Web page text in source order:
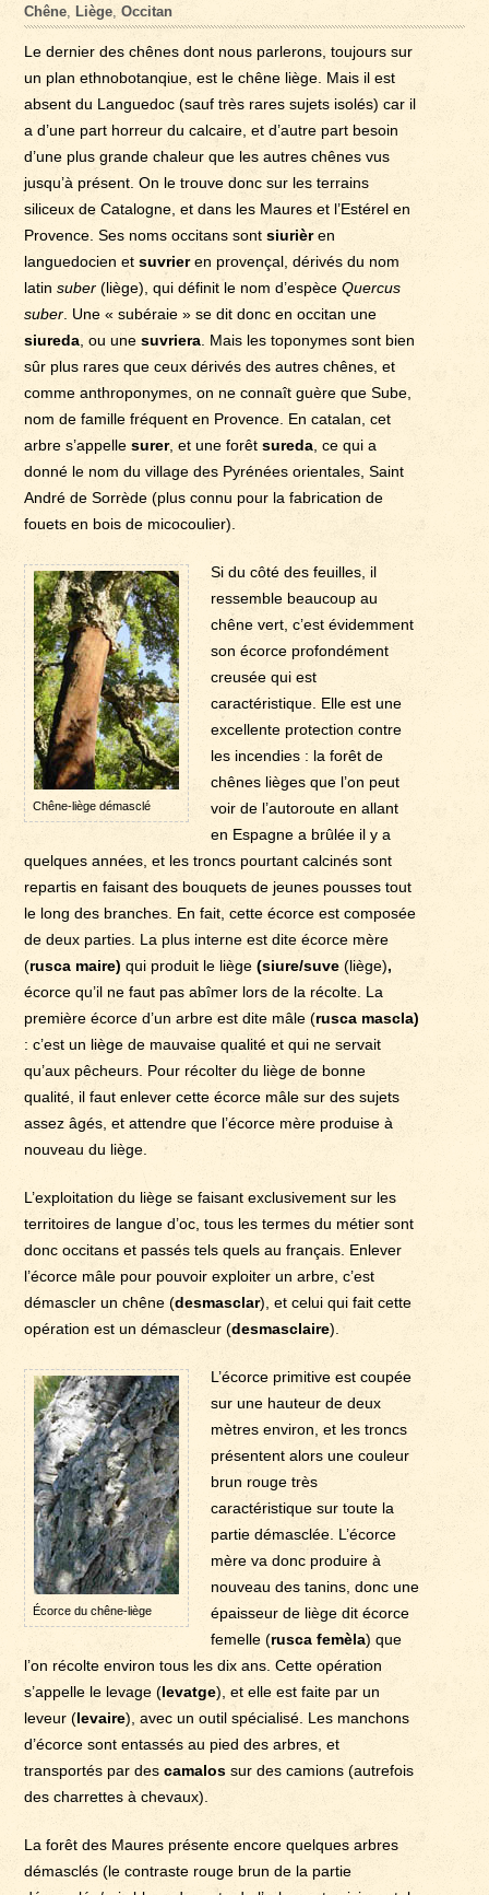
Chêne, Liège,Occitan
Le dernier des chênes dont nous parlerons, toujours sur
un plan ethnobotanqiue, est le chêne liège. Mais il est
absent du Languedoc (sauf très rares sujets isolés) car il
a d’une part horreur du calcaire, et d’autre part besoin
d’une plus grande chaleur que les autres chênes vus
jusqu’à présent. On le trouve donc sur les terrains
siliceux de Catalogne, et dans les Maures et l’Estérel en
Provence. Ses noms occitans sontsiurièren
languedocien et suvrieren provençal, dérivés du nom
latinsuber (liège), qui définit le nom d’espèceQuercus
suber . Une « subéraie » se dit donc en occitan une
siureda , ou unesuvriera . Mais les toponymes sont bien
sûr plus rares que ceux dérivés des autres chênes, et
comme anthroponymes, on ne connaît guère que Sube,
nom de famille fréquent en Provence. En catalan, cet
arbre s’appellesurer, et une forêtsureda , ce qui a
donné le nom du village des Pyrénées orientales, Saint
André de Sorrède (plus connu pour la fabrication de
fouets en bois de micocoulier).
Chêne-liège démasclé
Si du côté des feuilles, il
ressemble beaucoup au
chêne vert, c’est évidemment
son écorce profondément
creusée qui est
caractéristique. Elle est une
excellente protection contre
les incendies : la forêt de
chênes lièges que l’on peut
voir de l’autoroute en allant
en Espagne a brûlée il y a
quelques années, et les troncs pourtant calcinés sont
repartis en faisant des bouquets de jeunes pousses tout
le long des branches. En fait, cette écorce est composée
de deux parties. La plus interne est dite écorce mère
(rusca maire)qui produit le liège (siure/suve(liège),
écorce qu’il ne faut pas abîmer lors de la récolte. La
première écorce d’un arbre est dite mâle (rusca mascla)
: c’est un liège de mauvaise qualité et qui ne servait
qu’aux pêcheurs. Pour récolter du liège de bonne
qualité, il faut enlever cette écorce mâle sur des sujets
assez âgés, et attendre que l’écorce mère produise à
nouveau du liège.
L’exploitation du liège se faisant exclusivement sur les
territoires de langue d’oc, tous les termes du métier sont
donc occitans et passés tels quels au français. Enlever
l’écorce mâle pour pouvoir exploiter un arbre, c’est
démascler un chêne (desmasclar), et celui qui fait cette
opération est un démascleur (desmasclaire).
Écorce du chêne-liège
L’écorce primitive est coupée
sur une hauteur de deux
mètres environ, et les troncs
présentent alors une couleur
brun rouge très
caractéristique sur toute la
partie démasclée. L’écorce
mère va donc produire à
nouveau des tanins, donc une
épaisseur de liège dit écorce
femelle (rusca femèla) que
l’on récolte environ tous les dix ans. Cette opération
s’appelle le levage (levatge), et elle est faite par un
leveur (levaire), avec un outil spécialisé. Les manchons
d’écorce sont entassés au pied des arbres, et
transportés par descamalossur des camions (autrefois
des charrettes à chevaux).
La forêt des Maures présente encore quelques arbres
démasclés (le contraste rouge brun de la partie